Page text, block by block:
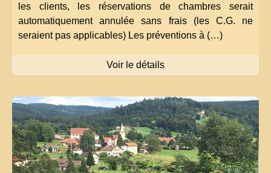
les clients, les réservations de chambres serait
automatiquement annulée sans frais (les C.G. ne
seraient pas applicables) Les préventions à (…)
Voir le détails